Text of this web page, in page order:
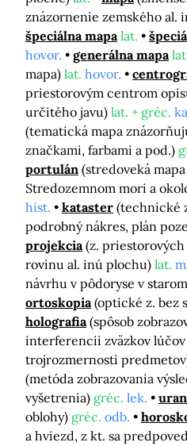
znázornenie zemského al.
špeciálna mapa lat.
hovor.
generálna mapa
mapa) lat. hovor.
priestorovým centrom
určitého javu) lat. + gréc.
(tematická mapa
značkami, farbami a pod.)
portulán (stredoveká
Stredozemnom mori a
hist.
kataster (technické
podrobný nákres, plán
projekcia (z.
rovinu al. inú plochu) lat.
návrhu v pôdoryse v
ortoskopia (optické z. bez
holografia (spôsob
interferencii zväzkov lúčov
trojrozmernosti
(metóda zobrazovania
vyšetrenia) gréc. lek.
oblohy) gréc. odb.
a hviezd, z kt. sa